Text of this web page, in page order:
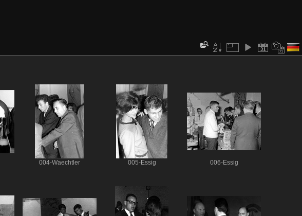
004-Waechtler 005-Essig 006-Essig